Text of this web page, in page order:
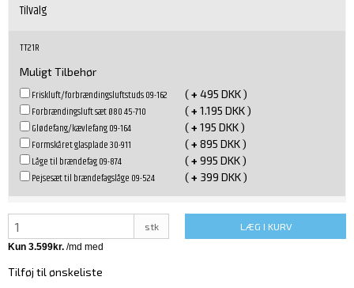
Tilvalg
TT21R
Muligt Tilbehør
Friskluft/forbrændingsluftstuds 09-162 (+ 495 DKK )
Forbrændingsluft sæt Ø80 45-710 (+ 1.195 DKK )
Glødefang/kævlefang 09-164 (+ 195 DKK )
Formskåret glasplade 30-911 (+ 895 DKK )
Låge til brændefag 09-874 (+ 995 DKK )
Pejsesæt til brændefagslåge 09-524 (+ 399 DKK )
stk LÆG I KURV
Tilføj til ønskeliste